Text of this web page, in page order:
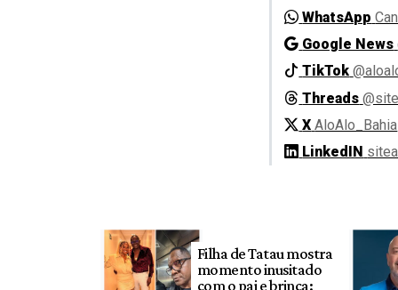
WhatsApp
Google News
TikTok
Threads
X AloAlo_Bahia
LinkedIN
Filha de Tatau mostra
momento inusitado
com o pai e brinca: